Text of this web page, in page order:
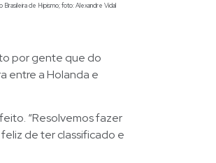
de Hipismo; foto: Alexandre Vidal
por gente que do
entre a Holanda e
“Resolvemos fazer
de ter classificado e